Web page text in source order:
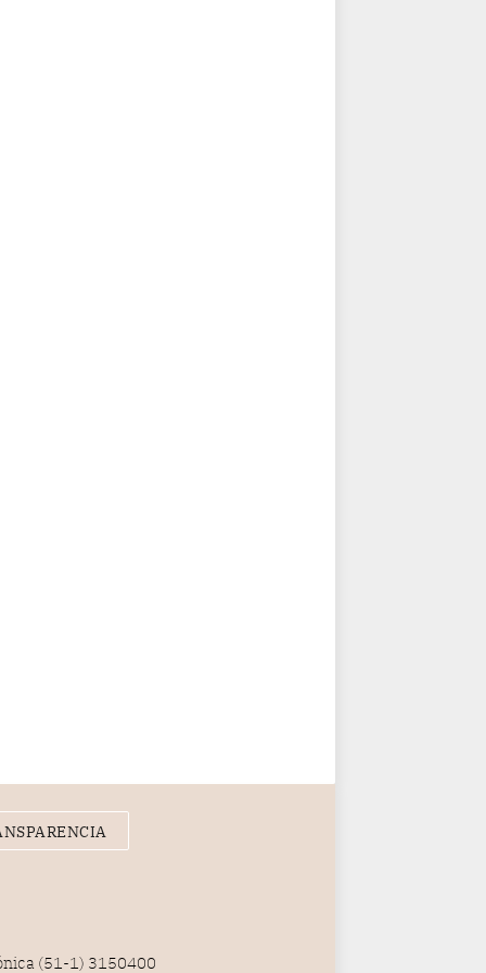
(51-1) 3150400